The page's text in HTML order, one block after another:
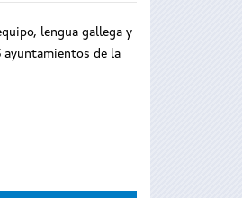
lengua gallega y
ayuntamientos de la